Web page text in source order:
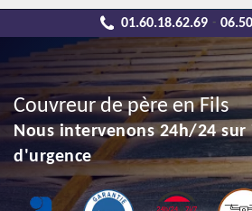
01.60.18.62.69 -
Couvreur de père en Fils
Nous intervenons 24h/24 sur
d'urgence